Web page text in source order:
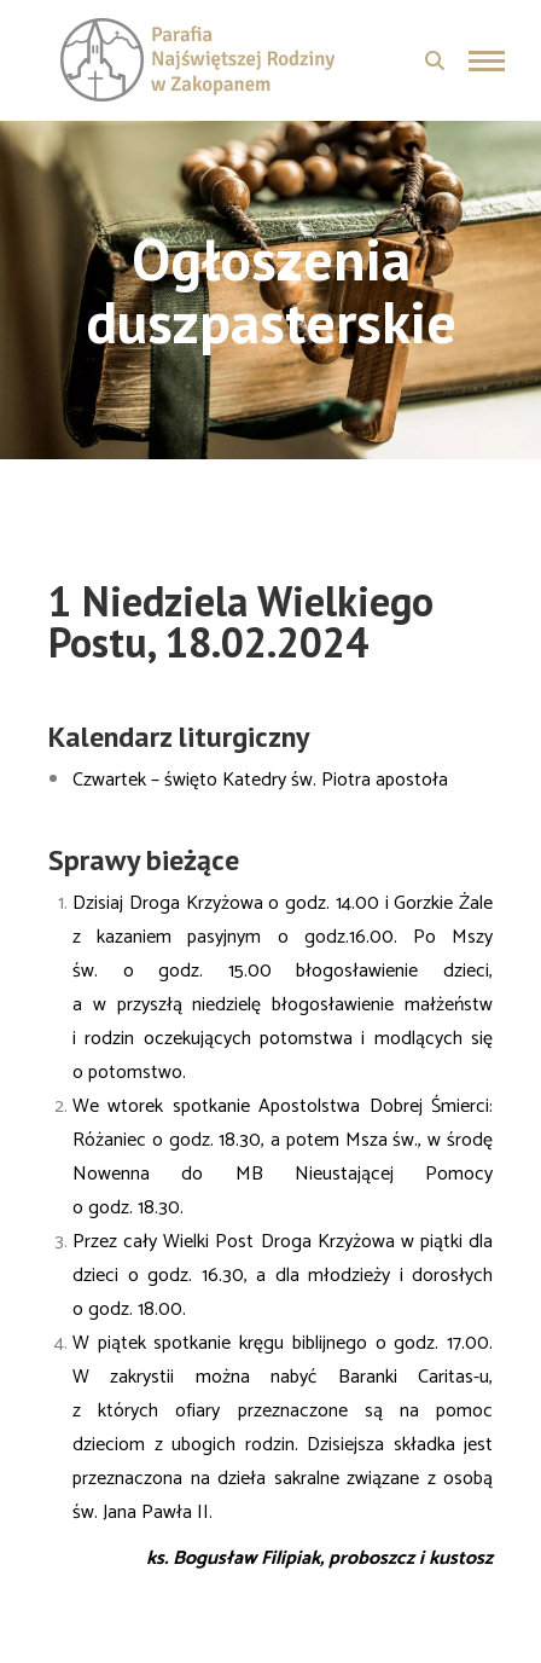
Ogłoszenia
duszpasterskie
1 Niedziela Wielkiego
Postu, 18.02.2024
Kalendarz liturgiczny
Czwartek – święto Katedry św. Piotra apostoła
Sprawy bieżące
Dzisiaj Droga Krzyżowa o godz. 14.00 i Gorzkie Żale
z kazaniem pasyjnym o godz.16.00. Po Mszy
św. o godz. 15.00 błogosławienie dzieci,
a w przyszłą niedzielę błogosławienie małżeństw
i rodzin oczekujących potomstwa i modlących się
o potomstwo.
We wtorek spotkanie Apostolstwa Dobrej Śmierci:
Różaniec o godz. 18.30, a potem Mszaśw., w środę
Nowenna do MB Nieustającej Pomocy
o godz. 18.30.
Przez cały Wielki Post Droga Krzyżowa w piątki dla
dzieci o godz. 16.30, a dla młodzieży i dorosłych
o godz. 18.00.
W piątek spotkanie kręgu biblijnego o godz. 17.00.
W zakrystii można nabyć Baranki Caritas-u,
z których ofiary przeznaczone są na pomoc
dzieciom z ubogich rodzin. Dzisiejsza składka jest
przeznaczona na dzieła sakralne związane z osobą
św. Jana Pawła II.
ks. Bogusław Filipiak, proboszcz i kustosz